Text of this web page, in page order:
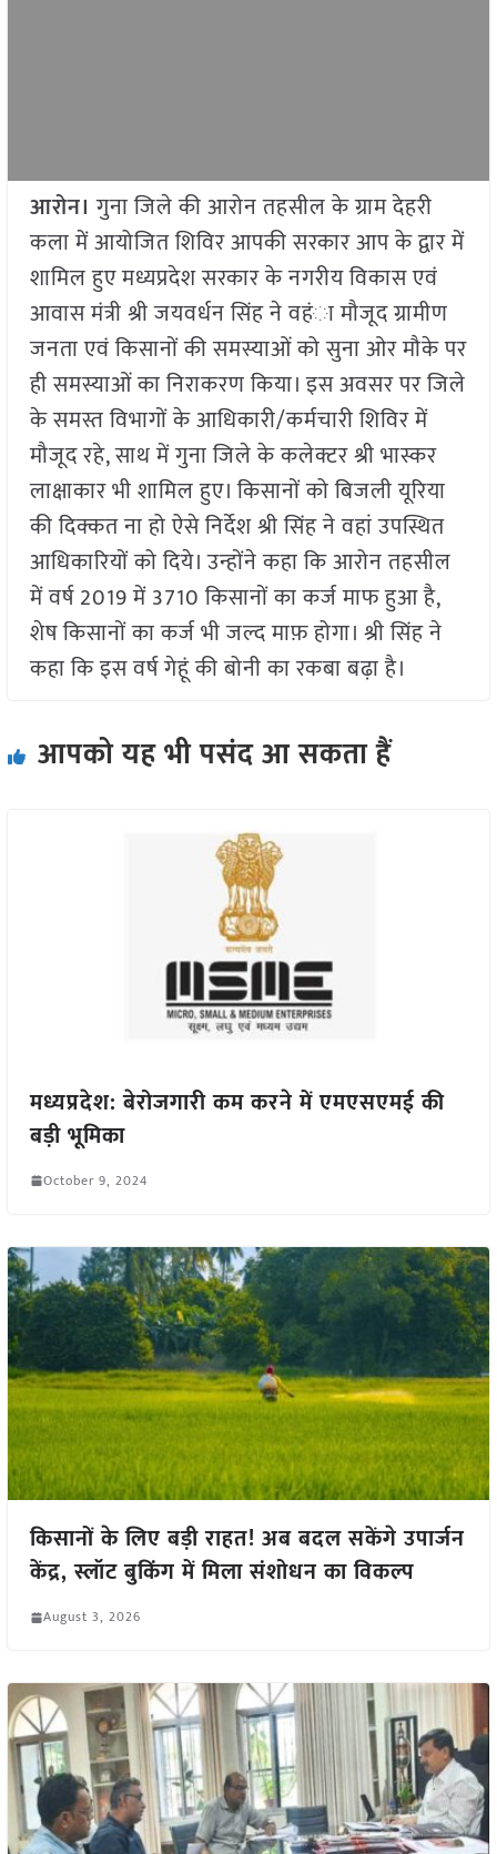
आरोन। गुना जिले की आरोन तहसील के ग्राम देहरी
कला में आयोजित शिविर आपकी सरकार आप के द्वार में
शामिल हुए मध्यप्रदेश सरकार के नगरीय विकास एवं
आवास मंत्री श्री जयवर्धन सिंह ने वहंा मौजूद ग्रामीण
जनता एवं किसानों की समस्याओं को सुना ओर मौके पर
ही समस्याओं का निराकरण किया। इस अवसर पर जिले
के समस्त विभागों के आधिकारी/कर्मचारी शिविर में
मौजूद रहे, साथ में गुना जिले के कलेक्टर श्री भास्कर
लाक्षाकार भी शामिल हुए। किसानों को बिजली यूरिया
की दिक्कत ना हो ऐसे निर्देश श्री सिंह ने वहां उपस्थित
आधिकारियों को दिये। उन्होंने कहा कि आरोन तहसील
में वर्ष 2019 में 3710 किसानों का कर्ज माफ हुआ है,
शेष किसानों का कर्ज भी जल्द माफ़ होगा। श्री सिंह ने
कहा कि इस वर्ष गेहूं की बोनी का रकबा बढ़ा है।
आपको यह भी पसंद आ सकता हैं
मध्यप्रदेश: बेरोजगारी कम करने में एमएसएमई की
बड़ी भूमिका
October 9, 2024
किसानों के लिए बड़ी राहत! अब बदल सकेंगे उपार्जन
केंद्र, स्लॉट बुकिंग में मिला संशोधन का विकल्प
August 3, 2026